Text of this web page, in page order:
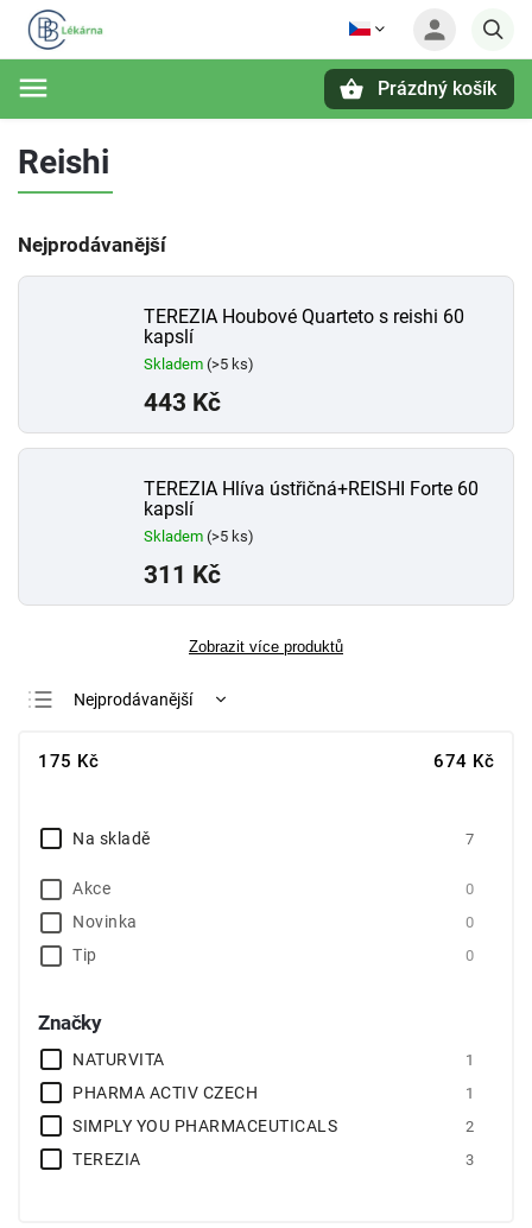
Prázdný košík
Reishi
Nejprodávanější
TEREZIA Houbové Quarteto s reishi 60
kapslí
Skladem (>5 ks)
443 Kč
TEREZIA Hlíva ústřičná+REISHI Forte 60
kapslí
Skladem (>5 ks)
311 Kč
Zobrazit více produktů
Nejprodávanější
175 Kč 674 Kč
Na skladě 7
Akce 0
Novinka 0
Tip 0
Značky
NATURVITA 1
PHARMA ACTIV CZECH 1
SIMPLY YOU PHARMACEUTICALS 2
TEREZIA 3